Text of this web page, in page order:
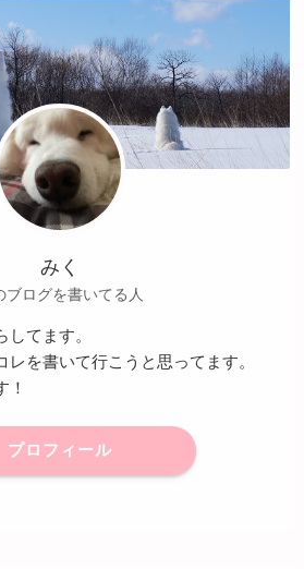
みく
ブログを書いてる人
てます。
レを書いて行こうと思ってます。
！
プロフィール